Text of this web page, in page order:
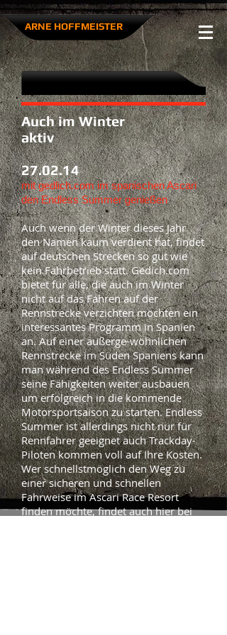
ARNE HOFFMEISTER​
Auch im Winter
aktiv
27.02.14
mit gedlich.com im spanischen Ascari
den Endless Summer genießen
Auch wenn der Winter dieses Jahr
den Namen kaum verdient hat, findet
auf deutschen Strecken so gut wie
kein Fahrbetrieb statt. Gedich.com
bietet für alle, die auch im Winter
nicht auf das Fahren auf der
Rennstrecke verzichten möchten ein
interessantes Programm in Spanien
an. Auf einer außerge-wöhnlichen
Rennstrecke im Süden Spaniens kann
man während des Endless Summer
seine Fähigkeiten weiter ausbauen
um erfolgreich in die kommende
Motorsportsaison zu starten. Endless
Summer ist allerdings nicht nur für
Rennfahrer geeignet auch Trackday-
Piloten kommen voll auf Ihre Kosten.
Wer schnellstmöglich den Weg zu
einer sicheren und schnellen
Fahrweise im Ascari Race Resort
finden möchte, findet auch hier bei